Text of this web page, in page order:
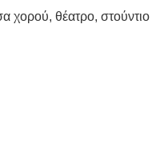
χορού, θέατρο, στούντιο